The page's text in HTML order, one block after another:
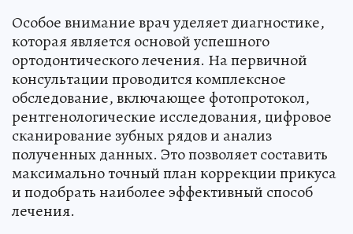
Особое внимание врач уделяет диагностике,
которая является основой успешного
ортодонтического лечения. На первичной
консультации проводится комплексное
обследование, включающее фотопротокол,
рентгенологические исследования, цифровое
сканирование зубных рядов и анализ
полученных данных. Это позволяет составить
максимально точный план коррекции прикуса
и подобрать наиболее эффективный способ
лечения.